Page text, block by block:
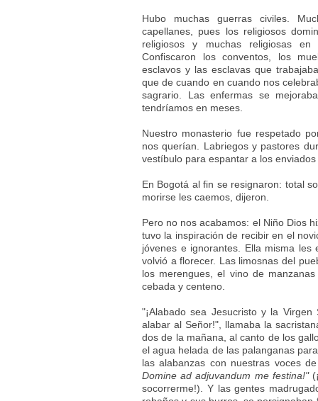
Hubo muchas guerras civiles.
capellanes, pues los religiosos
religiosos y muchas religiosas
Confiscaron los conventos, los
esclavos y las esclavas que
que de cuando en cuando nos
sagrario. Las enfermas se
tendríamos en meses.
Nuestro monasterio fue respetado
nos querían. Labriegos y pastores
vestíbulo para espantar a los
En Bogotá al fin se resignaron: total
morirse les caemos, dijeron.
Pero no nos acabamos: el Niño Dios
tuvo la inspiración de recibir en el
jóvenes e ignorantes. Ella misma
volvió a florecer. Las limosnas del
los merengues, el vino de
cebada y centeno.
"¡Alabado sea Jesucristo y la
alabar al Señor!", llamaba la
dos de la mañana, al canto de los
el agua helada de las palanganas
las alabanzas con nuestras voces
Domine ad adjuvandum me festina!"
socorrerme!). Y las gentes